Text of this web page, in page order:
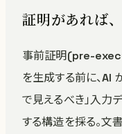
証明があれば
事前証明(pre-
を生成する前に、AI
で見えるべき」入
する構造を採る。文